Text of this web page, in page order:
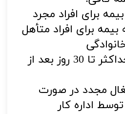
سابقه بیمه برای افراد متأهل
3. ثبت درخواست حداکثر تا 30 روز بعد از
مجدد در صورت
اداره کار